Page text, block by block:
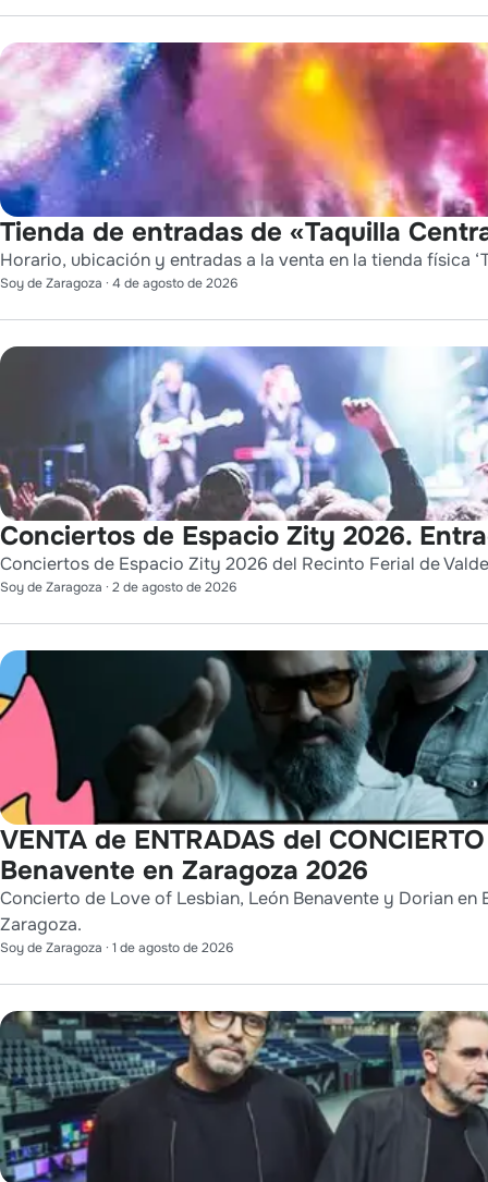
Tienda de entradas de «Taquilla
Horario, ubicación y entradas a la venta en la tienda física
Soy de Zaragoza · 4 de agosto de 2026
Conciertos de Espacio Zity 2026.
Conciertos de Espacio Zity 2026 del Recinto Ferial de
Soy de Zaragoza · 2 de agosto de 2026
VENTA de ENTRADAS del
Benavente en Zaragoza 2026
Concierto de Love of Lesbian, León Benavente y Dorian
Zaragoza.
Soy de Zaragoza · 1 de agosto de 2026